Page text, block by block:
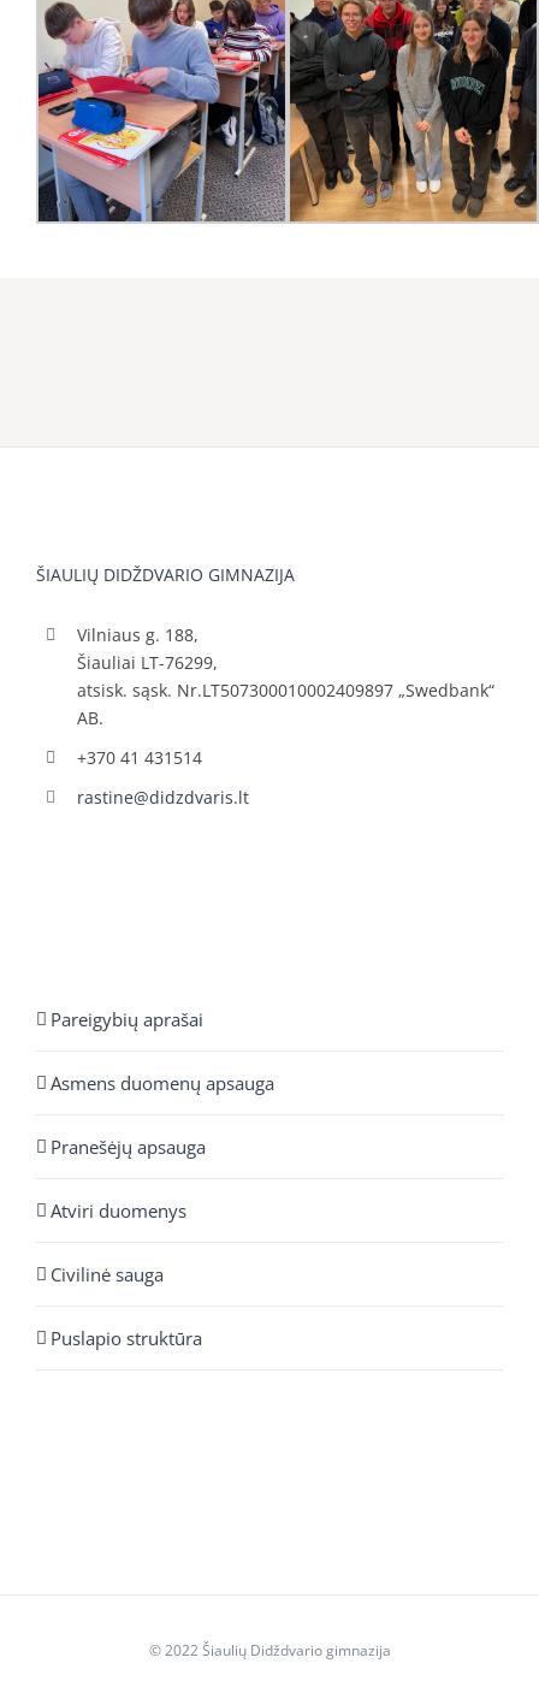
ŠIAULIŲ DIDŽDVARIO GIMNAZIJA
Vilniaus g. 188,
Šiauliai LT-76299,
atsisk. sąsk. Nr.LT507300010002409897 „Swedbank“
AB.
+370 41 431514
rastine@didzdvaris.lt
Pareigybių aprašai
Asmens duomenų apsauga
Pranešėjų apsauga
Atviri duomenys
Civilinė sauga
Puslapio struktūra
© 2022 Šiaulių Didždvario gimnazija